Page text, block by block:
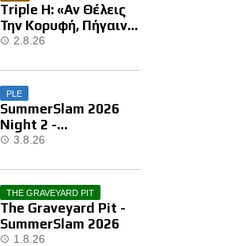
Triple H: «Αν Θέλεις
Την Κορυφή, Πήγαινε
Και Κέρδισε Την»
2.8.26
PLE
SummerSlam 2026
Night 2 -
Αποτελέσματα
3.8.26
THE GRAVEYARD PIT
The Graveyard Pit -
SummerSlam 2026
1.8.26